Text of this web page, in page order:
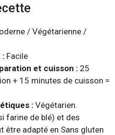
/ Végétarienne /
: Facile
et cuisson : 25
+ 15 minutes de cuisson =
: Végétarien.
farine de blé) et des
être adapté en Sans gluten